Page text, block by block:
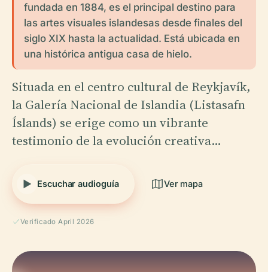
fundada en 1884, es el principal destino para
las artes visuales islandesas desde finales del
siglo XIX hasta la actualidad. Está ubicada en
una histórica antigua casa de hielo.
Situada en el centro cultural de Reykjavík,
la Galería Nacional de Islandia (Listasafn
Íslands) se erige como un vibrante
testimonio de la evolución creativa…
Escuchar audioguía Ver mapa
Verificado April 2026